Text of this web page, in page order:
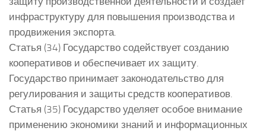
инфраструктуру для повышения производства и
продвижения экспорта.
Статья (34) Государство содействует созданию
кооперативов и обеспечивает их защиту.
Государство принимает законодательство для
регулирования и защиты средств кооперативов.
Статья (35) Государство уделяет особое внимание
применению экономики знаний и информационных